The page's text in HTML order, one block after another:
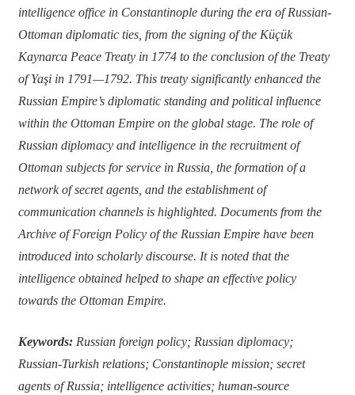
intelligence office in Constantinople during the era of Russian-
Ottoman diplomatic ties, from the signing of the Küçük
Kaynarca Peace Treaty in 1774 to the conclusion of the Treaty
of Yaşi in 1791—1792. This treaty significantly enhanced the
Russian Empire’s diplomatic standing and political influence
within the Ottoman Empire on the global stage. The role of
Russian diplomacy and intelligence in the recruitment of
Ottoman subjects for service in Russia, the formation of a
network of secret agents, and the establishment of
communication channels is highlighted. Documents from the
Archive of Foreign Policy of the Russian Empire have been
introduced into scholarly discourse. It is noted that the
intelligence obtained helped to shape an effective policy
towards the Ottoman Empire.
Keywords:Russian foreign policy; Russian diplomacy;
Russian-Turkish relations; Constantinople mission; secret
agents of Russia; intelligence activities; human-source